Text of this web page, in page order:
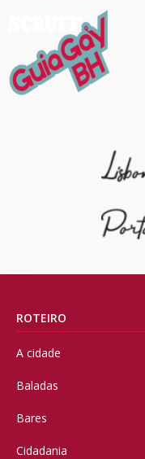
ROTEIRO
A cidade
Baladas
Bares
Cidadania